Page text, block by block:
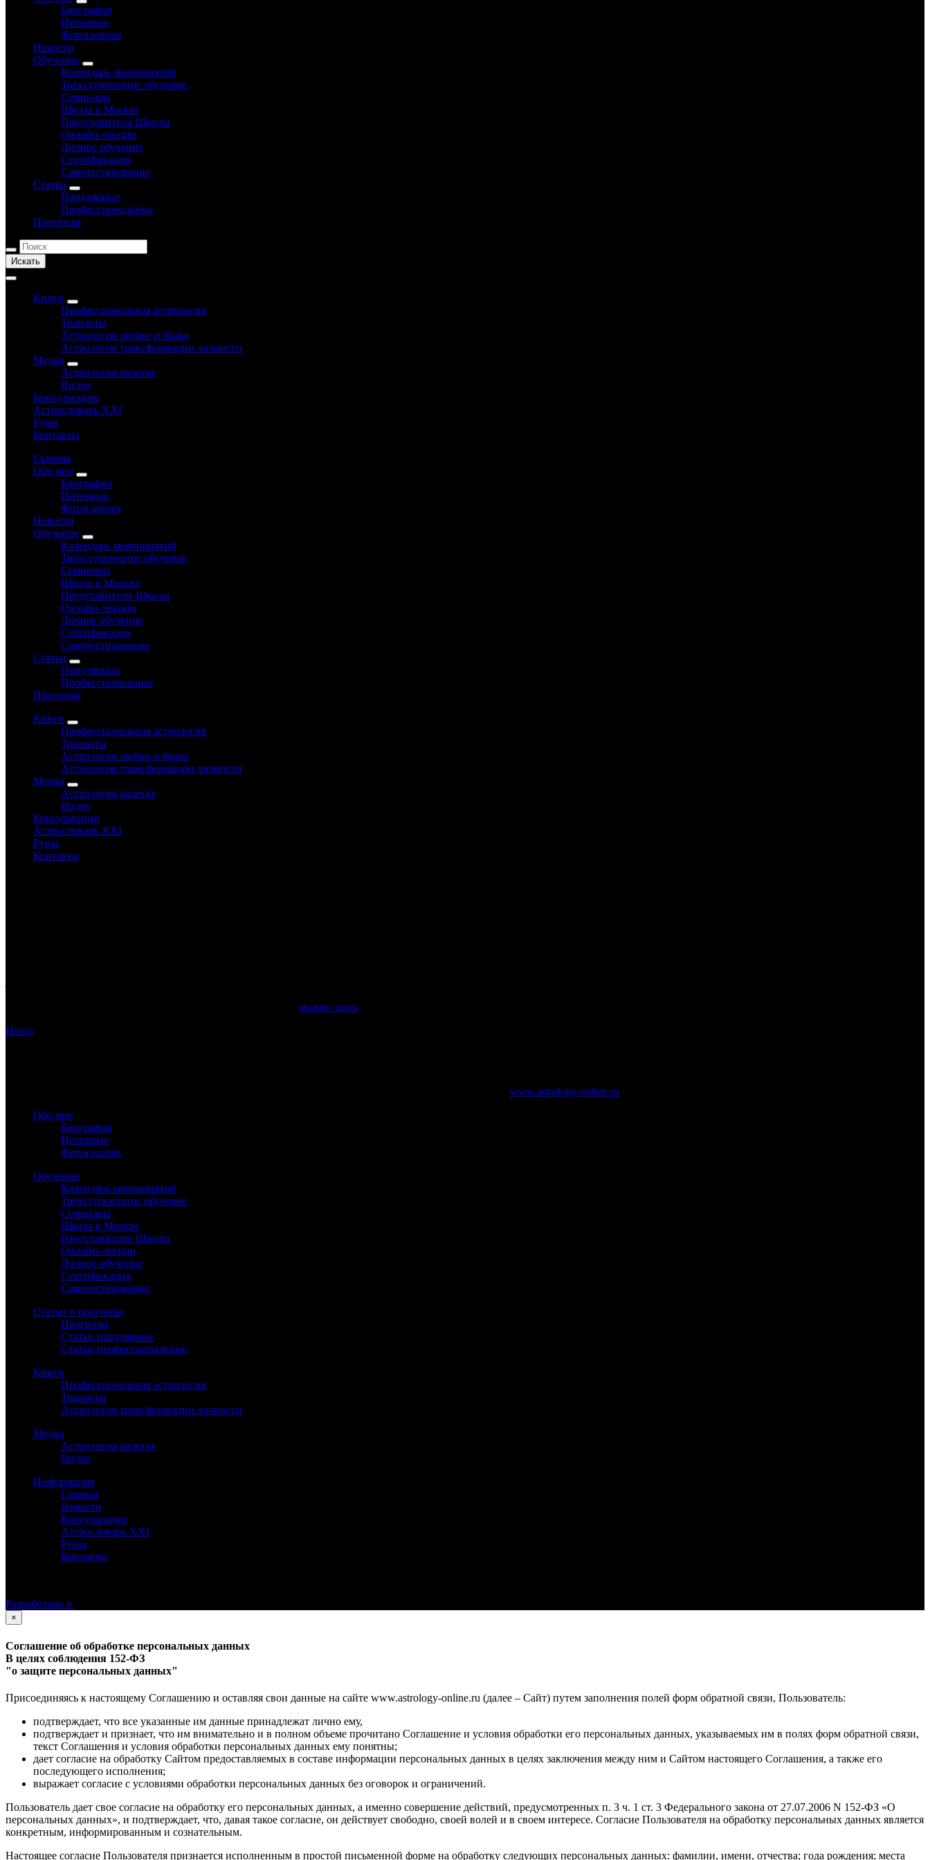
Биография
Интервью
Фотогалерея
Новости
Обучение
Календарь мероприятий
Трёхступенчатое обучение
Семинары
Школа в Москве
Представители Школы
Онлайн-лекции
Личное обучение
Сертификация
Самотестирование
Статьи
Популярные
Профессиональные
Прогнозы
Искать
Книги
Профессиональная астрология
Транзиты
Астрология любви и брака
Астрология трансформации личности
Медиа
Астрология налегке
Видео
Консультации
Астрословарь XXI
Руны
Контакты
Главная
Обо мне
Биография
Интервью
Фотогалерея
Новости
Обучение
Календарь мероприятий
Трёхступенчатое обучение
Семинары
Школа в Москве
Представители Школы
Онлайн-лекции
Личное обучение
Сертификация
Самотестирование
Статьи
Популярные
Профессиональные
Прогнозы
Книги
Профессиональная астрология
Транзиты
Астрология любви и брака
Астрология трансформации личности
Медиа
Астрология налегке
Видео
Консультации
Астрословарь XXI
Руны
Контакты
можно здесь
Назад
www.astrology-online.ru
Обо мне
Биография
Интервью
Фотогалерея
Обучение
Календарь мероприятий
Трёхступенчатое обучение
Семинары
Школа в Москве
Представители Школы
Онлайн-лекции
Личное обучение
Сертификация
Самотестирование
Статьи и прогнозы
Прогнозы
Статьи популярные
Статьи профессиональные
Книги
Профессиональная астрология
Транзиты
Астрология трансформации личности
Медиа
Астрология налегке
Видео
Информация
Главная
Новости
Консультации
Астрословарь XXI
Руны
Контакты
Разработано в
×
Соглашение об обработке персональных данных
В целях соблюдения 152-ФЗ
"о защите персональных данных"
Присоединяясь к настоящему Соглашению и оставляя свои данные на сайте www.astrology-online.ru (далее – Сайт) путем заполнения полей форм обратной связи, Пользователь:
подтверждает, что все указанные им данные принадлежат лично ему,
подтверждает и признает, что им внимательно и в полном объеме прочитано Соглашение и условия обработки его персональных данных, указываемых им в полях форм обратной связи,
текст Соглашения и условия обработки персональных данных ему понятны;
дает согласие на обработку Сайтом предоставляемых в составе информации персональных данных в целях заключения между ним и Сайтом настоящего Соглашения, а также его
последующего исполнения;
выражает согласие с условиями обработки персональных данных без оговорок и ограничений.
Пользователь дает свое согласие на обработку его персональных данных, а именно совершение действий, предусмотренных п. 3 ч. 1 ст. 3 Федерального закона от 27.07.2006 N 152-ФЗ «О
персональных данных», и подтверждает, что, давая такое согласие, он действует свободно, своей волей и в своем интересе. Согласие Пользователя на обработку персональных данных является
конкретным, информированным и сознательным.
Настоящее согласие Пользователя признается исполненным в простой письменной форме на обработку следующих персональных данных: фамилии, имени, отчества; года рождения; места